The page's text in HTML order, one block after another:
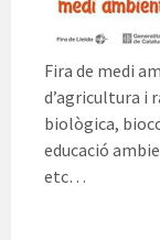
Fira de medi
d’agricultura i
biològica,
educació
etc…